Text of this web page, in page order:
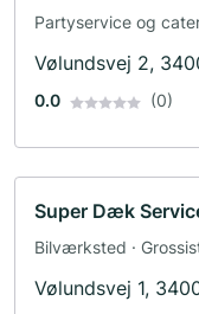
Partyservice og
Vølundsvej 2,
0.0 (0)
Super Dæk
Bilværksted ·
Vølundsvej 1,